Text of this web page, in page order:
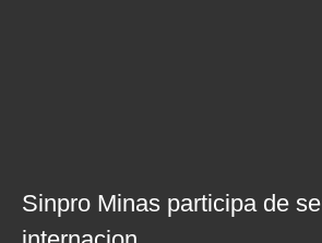
Sinpro Minas participa de